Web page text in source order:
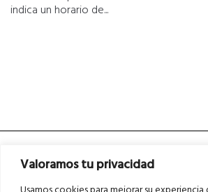
Valoramos tu privacidad
indica un horario de...